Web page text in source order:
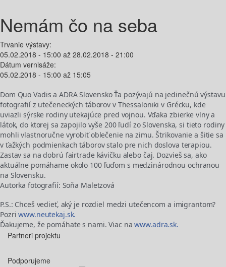
Nemám čo na seba
Trvanie výstavy:
05.02.2018 - 15:00 až 28.02.2018 - 21:00
Dátum vernisáže:
05.02.2018 - 15:00 až 15:05
Dom Quo Vadis a ADRA Slovensko Ťa pozývajú na jedinečnú výstavu
fotografií z utečeneckých táborov v Thessaloniki v Grécku, kde
uviazli sýrske rodiny utekajúce pred vojnou. Vďaka zbierke vlny a
látok, do ktorej sa zapojilo vyše 200 ľudí zo Slovenska, si tieto rodiny
mohli vlastnoručne vyrobiť oblečenie na zimu. Štrikovanie a šitie sa
v ťažkých podmienkach táborov stalo pre nich doslova terapiou.
Zastav sa na dobrú fairtrade kávičku alebo čaj. Dozvieš sa, ako
aktuálne pomáhame okolo 100 ľuďom s medzinárodnou ochranou
na Slovensku.
Autorka fotografií: Soňa Maletzová
P.S.: Chceš vedieť, aký je rozdiel medzi utečencom a imigrantom?
Pozriwww.neutekaj.sk.
Ďakujeme, že pomáhate s nami. Viac nawww.adra.sk.
Partneri projektu
Podporujeme